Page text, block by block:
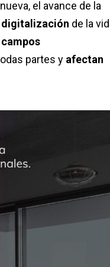
el avance de la
digitalización de la
campos
partes y afectan